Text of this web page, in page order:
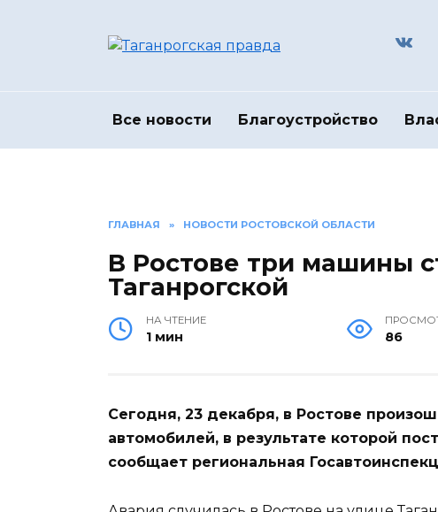
Все новости Благоустройство
ГЛАВНАЯ » НОВОСТИ РОСТОВСКОЙ ОБЛАСТИ
В Ростове три машины
Таганрогской
НА ЧТЕНИЕ
1 мин 86
Сегодня, 23 декабря, в Ростове
автомобилей, в результате которой
сообщает региональная